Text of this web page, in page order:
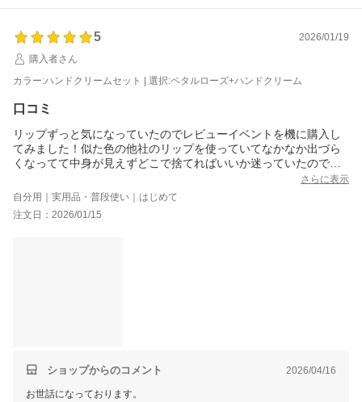
5
2026/01/19
購入者さん
カラー:ハンドクリームセット | 選択:ペタルローズ+ハンドクリーム
口コミ
リップずっと気になっていたのでレビューイベントを機に購入し
てみました！似た色の他社のリップを使っていてなかなか出づら
くなってて中身が見えずどこで捨てればいいか迷っていたのでこ
のタイミングで取り替えようと思ったし色も似ていてかわいいし
こちらは中身も見えるしチップ部分が金属で衛生的に使えるのも
魅力なのでこれから楽しみです！
試しに塗ってもかわいかったしちょっとピリピリしていい感じで
なのでチューブタイプにするとか量を調整してすぐ出せるタイプ
にしてくれたらまた買いたいなと思います！
とはいえ匂いはとてもいいです！
さらに表示
自分用｜実用品・普段使い｜はじめて
注文日：2026/01/15
ショップからのコメント 2026/04/16
お世話になっております。